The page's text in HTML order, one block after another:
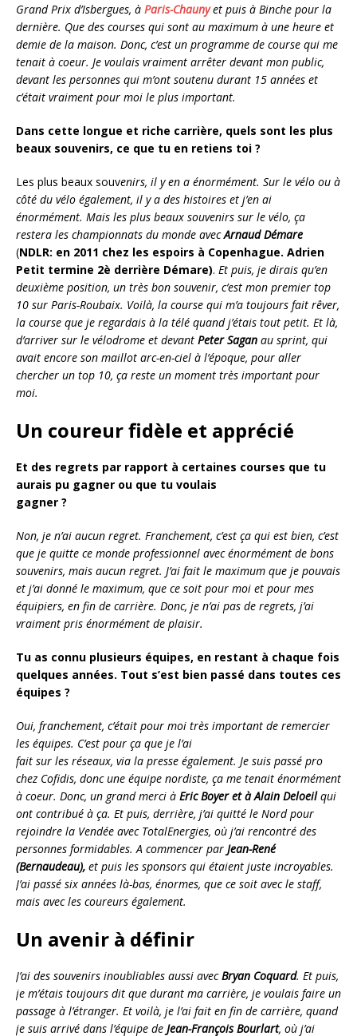
Grand Prix d’Isbergues, à Paris-Chaunyet puis à Binche pour la
dernière. Que des courses qui sont au maximum à une heure et
demie de la maison. Donc, c’est un programme de course qui me
tenait à coeur. Je voulais vraiment arrêter devant mon public,
devant les personnes qui m’ont soutenu durant 15 années et
c’était vraiment pour moi le plus important.
Dans cette longue et riche carrière, quels sont les plus
beaux souvenirs, ce que tu en retiens toi ?
Les plus beaux souvenirs, il y en a énormément. Sur le vélo ou à
côté du vélo également, il y a des histoires et j’en ai
énormément. Mais les plus beaux souvenirs sur le vélo, ça
restera les championnats du monde avecArnaud Démare
(NDLR: en 2011 chez les espoirs à Copenhague. Adrien
Petit termine 2è derrière Démare). Et puis, je dirais qu’en
deuxième position, un très bon souvenir, c’est mon premier top
10 sur Paris-Roubaix. Voilà, la course qui m’a toujours fait rêver,
la course que je regardais à la télé quand j’étais tout petit. Et là,
d’arriver sur le vélodrome et devant Peter Sagan au sprint, qui
avait encore son maillot arc-en-ciel à l’époque, pour aller
chercher un top 10, ça reste un moment très important pour
moi.
Un coureur fidèle et apprécié
Et des regrets par rapport à certaines courses que tu
aurais pu gagner ou que tu voulais
gagner ?
Non, je n’ai aucun regret. Franchement, c’est ça qui est bien, c’est
que je quitte ce monde professionnel avec énormément de bons
souvenirs, mais aucun regret. J’ai fait le maximum que je pouvais
et j’ai donné le maximum, que ce soit pour moi et pour mes
équipiers, en fin de carrière. Donc, je n’ai pas de regrets, j’ai
vraiment pris énormément de plaisir.
Tu as connu plusieurs équipes, en restant à chaque fois
quelques années. Tout s’est bien passé dans toutes ces
équipes ?
Oui, franchement, c’était pour moi très important de remercier
les équipes. C’est pour ça que je l’ai
fait sur les réseaux, via la presse également. Je suis passé pro
chez Cofidis, donc une équipe nordiste, ça me tenait énormément
à coeur. Donc, un grand merci à Eric Boyer et à Alain Deloeilqui
ont contribué à ça. Et puis, derrière, j’ai quitté le Nord pour
rejoindre la Vendée avec TotalEnergies, où j’ai rencontré des
personnes formidables. A commencer par Jean-René
(Bernaudeau), et puis les sponsors qui étaient juste incroyables.
J’ai passé six années là-bas, énormes, que ce soit avec le staff,
mais avec les coureurs également.
Un avenir à définir
J’ai des souvenirs inoubliables aussi avecBryan Coquard. Et puis,
je m’étais toujours dit que durant ma carrière, je voulais faire un
passage à l’étranger. Et voilà, je l’ai fait en fin de carrière, quand
je suis arrivé dans l’équipe de Jean-François Bourlart, où j’ai